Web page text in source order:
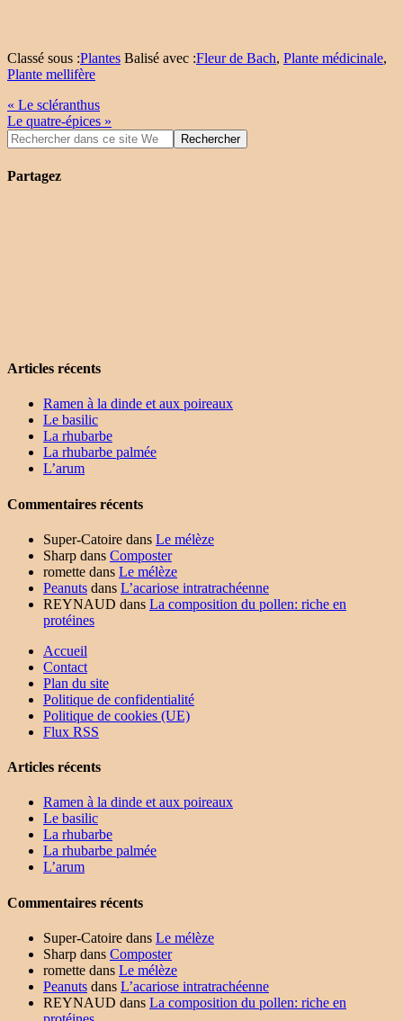
Classé sous :Plantes Balisé avec :Fleur de Bach, Plante médicinale,
Plante mellifère
« Le scléranthus
Le quatre-épices »
Partagez
Articles récents
Ramen à la dinde et aux poireaux
Le basilic
La rhubarbe
La rhubarbe palmée
L’arum
Commentaires récents
Super-Catoire dans Le mélèze
Sharp dans Composter
romette dans Le mélèze
Peanuts dans L’acariose intratrachéenne
REYNAUD dans La composition du pollen: riche en
protéines
Accueil
Contact
Plan du site
Politique de confidentialité
Politique de cookies (UE)
Flux RSS
Articles récents
Ramen à la dinde et aux poireaux
Le basilic
La rhubarbe
La rhubarbe palmée
L’arum
Commentaires récents
Super-Catoire dans Le mélèze
Sharp dans Composter
romette dans Le mélèze
Peanuts dans L’acariose intratrachéenne
REYNAUD dans La composition du pollen: riche en